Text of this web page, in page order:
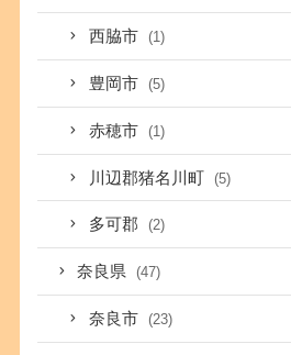
西脇市 (1)
豊岡市 (5)
赤穂市 (1)
川辺郡猪名川町 (5)
多可郡 (2)
奈良県 (47)
奈良市 (23)